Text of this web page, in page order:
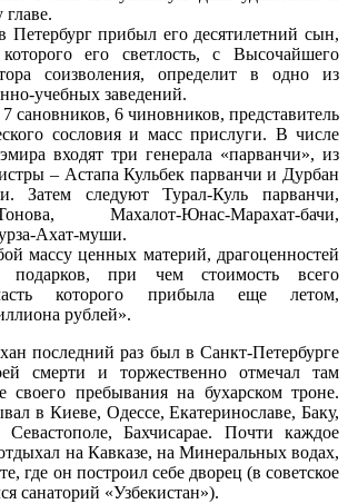
Петербург прибыл его десятилетний сын,
его светлость, с Высочайшего
соизволения, определит в одно из
учебных заведений.
сановников, 6 чиновников, представитель
сословия и масс прислуги. В числе
входят три генерала «парванчи», из
– Астапа Кульбек парванчи и Дурбан
Затем следуют Турал-Куль парванчи,
Тонова, Махалот-Юнас-Марахат-бачи,
Ахат-муши.
массу ценных материй, драгоценностей
при чем стоимость всего
которого прибыла еще летом,
рублей».
последний раз был в Санкт-Петербурге
смерти и торжественно отмечал там
своего пребывания на бухарском троне.
в Киеве, Одессе, Екатеринославе, Баку,
Бахчисарае. Почти каждое
на Кавказе, на Минеральных водах,
где он построил себе дворец (в советское
санаторий «Узбекистан»).